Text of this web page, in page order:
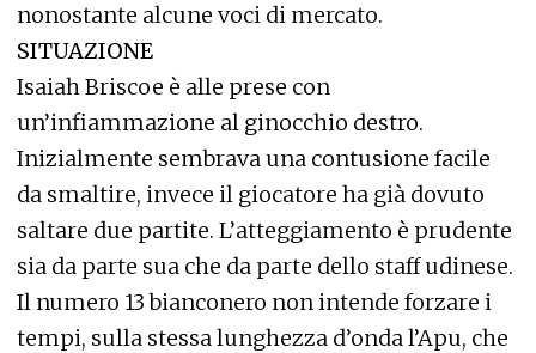
nonostante alcune voci di mercato.
SITUAZIONE
Isaiah Briscoe è alle prese con
un’infiammazione al ginocchio destro.
Inizialmente sembrava una contusione facile
da smaltire, invece il giocatore ha già dovuto
saltare due partite. L’atteggiamento è prudente
sia da parte sua che da parte dello staff udinese.
Il numero 13 bianconero non intende forzare i
tempi, sulla stessa lunghezza d’onda l’Apu, che